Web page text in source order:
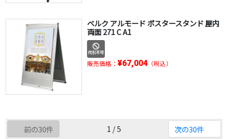
ベルク アルモード ポスタースタンド 屋内
両面 271 C A1
販売価格： ¥67,004（税込）
前の30件 1 / 5 次の30件